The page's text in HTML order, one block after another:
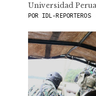
Universidad
POR IDL-REPORTEROS